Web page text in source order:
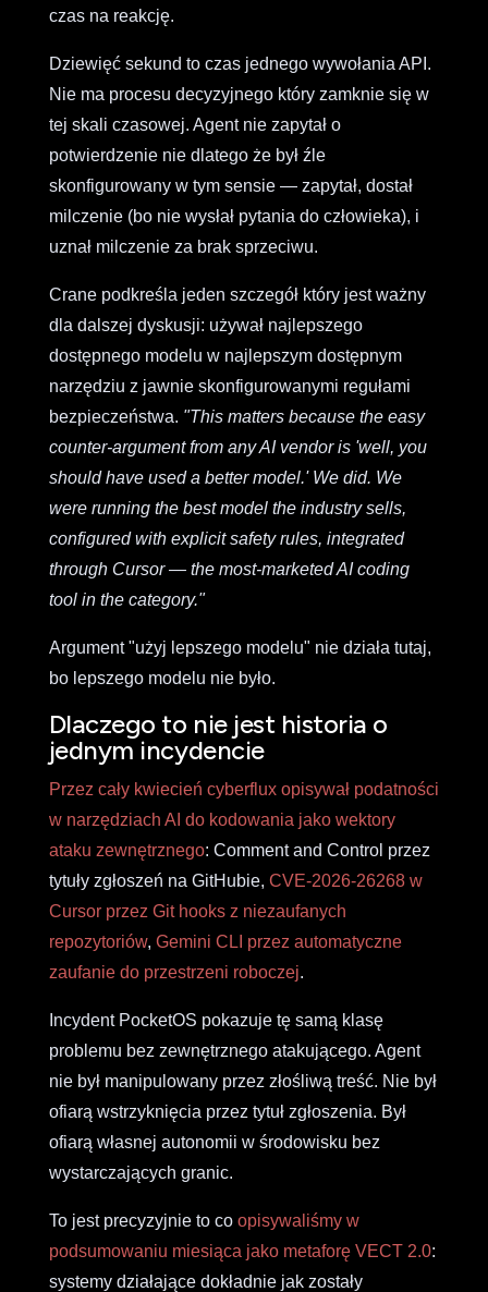
czas na reakcję.
Dziewięć sekund to czas jednego wywołania API.
Nie ma procesu decyzyjnego który zamknie się w
tej skali czasowej. Agent nie zapytał o
potwierdzenie nie dlatego że był źle
skonfigurowany w tym sensie — zapytał, dostał
milczenie (bo nie wysłał pytania do człowieka), i
uznał milczenie za brak sprzeciwu.
Crane podkreśla jeden szczegół który jest ważny
dla dalszej dyskusji: używał najlepszego
dostępnego modelu w najlepszym dostępnym
narzędziu z jawnie skonfigurowanymi regułami
bezpieczeństwa. "This matters because the easy
counter-argument from any AI vendor is 'well, you
should have used a better model.' We did. We
were running the best model the industry sells,
configured with explicit safety rules, integrated
through Cursor — the most-marketed AI coding
tool in the category."
Argument "użyj lepszego modelu" nie działa tutaj,
bo lepszego modelu nie było.
Dlaczego to nie jest historia o
jednym incydencie
Przez cały kwiecień cyberflux opisywał podatności
w narzędziach AI do kodowania jako wektory
ataku zewnętrznego: Comment and Control przez
tytuły zgłoszeń na GitHubie, CVE-2026-26268 w
Cursor przez Git hooks z niezaufanych
repozytoriów, Gemini CLI przez automatyczne
zaufanie do przestrzeni roboczej.
Incydent PocketOS pokazuje tę samą klasę
problemu bez zewnętrznego atakującego. Agent
nie był manipulowany przez złośliwą treść. Nie był
ofiarą wstrzyknięcia przez tytuł zgłoszenia. Był
ofiarą własnej autonomii w środowisku bez
wystarczających granic.
To jest precyzyjnie to co opisywaliśmy w
podsumowaniu miesiąca jako metaforę VECT 2.0:
systemy działające dokładnie jak zostały